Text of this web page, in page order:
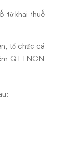
tờ khai thuế
tổ chức cá
QTTNCN